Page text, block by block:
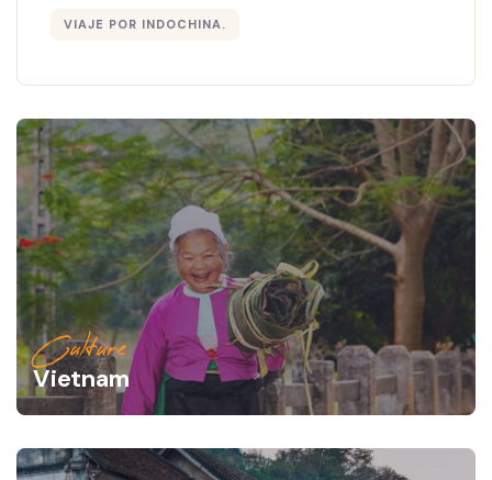
VIAJE POR INDOCHINA.
Culture
Vietnam